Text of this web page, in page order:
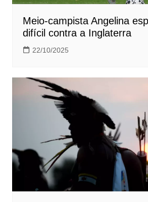
Meio-campista Angelina
difícil contra a Inglaterra
22/10/2025